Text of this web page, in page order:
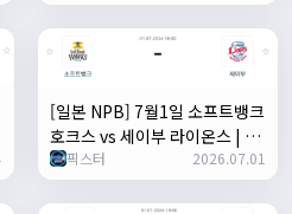
[일본 NPB] 7월1일 소프트뱅크
호크스 vs 세이부 라이온스 | 스
포츠 분석 무료 중계 토친놈
픽스터 2026.07.01